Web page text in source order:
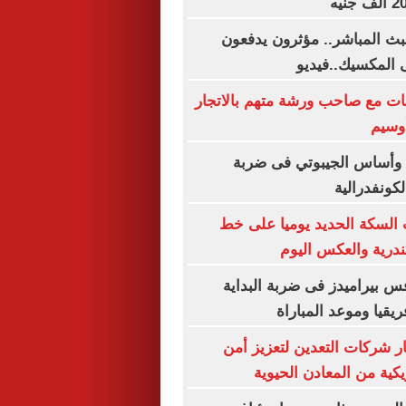
المباشر.. مؤثرون يدفعون
المكسيك..فيديو
مع صاحب ورشة متهم بالاتجار
وأساس الجيبوتي فى ضربة
السكة الحديد يوميا على خط
والعكس اليوم
بيراميدز فى ضربة البداية
وموعد المباراة
شركات التعدين لتعزيز أمن
من المعادن الحيوية